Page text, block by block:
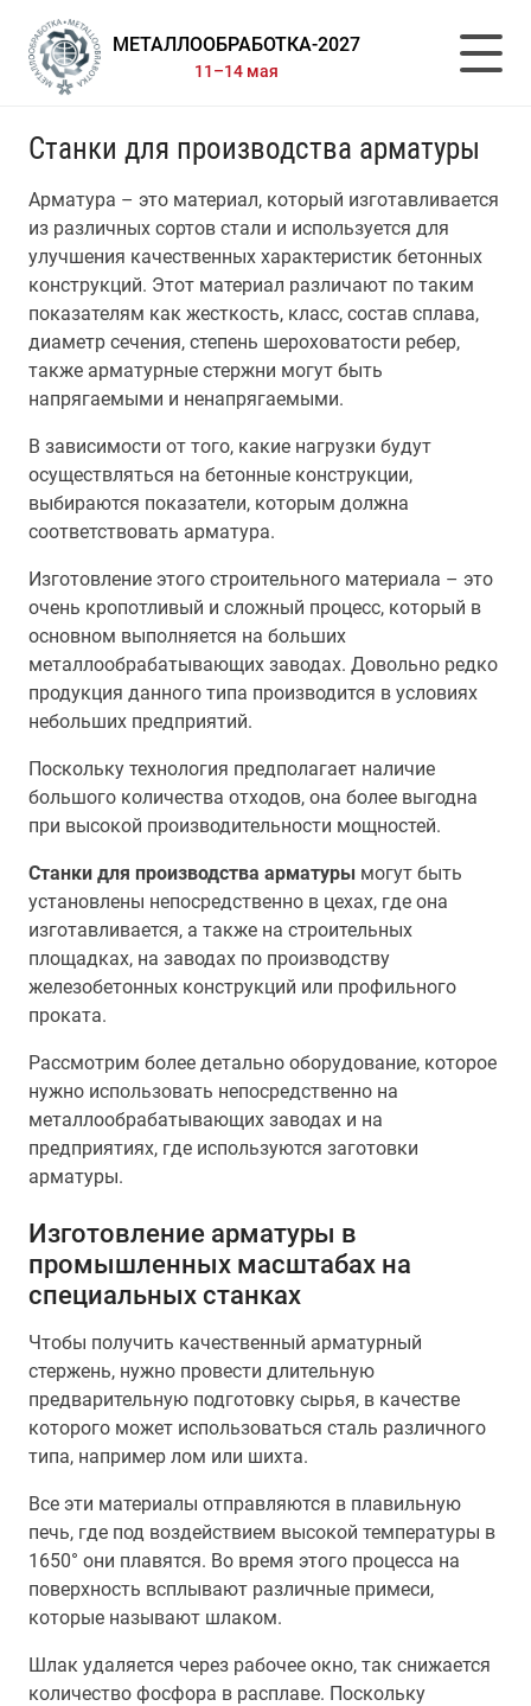
МЕТАЛЛООБРАБОТКА-2027
11–14 мая
Станки для производства арматуры
Арматура – это материал, который изготавливается
из различных сортов стали и используется для
улучшения качественных характеристик бетонных
конструкций. Этот материал различают по таким
показателям как жесткость, класс, состав сплава,
диаметр сечения, степень шероховатости ребер,
также арматурные стержни могут быть
напрягаемыми и ненапрягаемыми.
В зависимости от того, какие нагрузки будут
осуществляться на бетонные конструкции,
выбираются показатели, которым должна
соответствовать арматура.
Изготовление этого строительного материала – это
очень кропотливый и сложный процесс, который в
основном выполняется на больших
металлообрабатывающих заводах. Довольно редко
продукция данного типа производится в условиях
небольших предприятий.
Поскольку технология предполагает наличие
большого количества отходов, она более выгодна
при высокой производительности мощностей.
Станки для производства арматуры могут быть
установлены непосредственно в цехах, где она
изготавливается, а также на строительных
площадках, на заводах по производству
железобетонных конструкций или профильного
проката.
Рассмотрим более детально оборудование, которое
нужно использовать непосредственно на
металлообрабатывающих заводах и на
предприятиях, где используются заготовки
арматуры.
Изготовление арматуры в
промышленных масштабах на
специальных станках
Чтобы получить качественный арматурный
стержень, нужно провести длительную
предварительную подготовку сырья, в качестве
которого может использоваться сталь различного
типа, например лом или шихта.
Все эти материалы отправляются в плавильную
печь, где под воздействием высокой температуры в
1650° они плавятся. Во время этого процесса на
поверхность всплывают различные примеси,
которые называют шлаком.
Шлак удаляется через рабочее окно, так снижается
количество фосфора в расплаве. Поскольку